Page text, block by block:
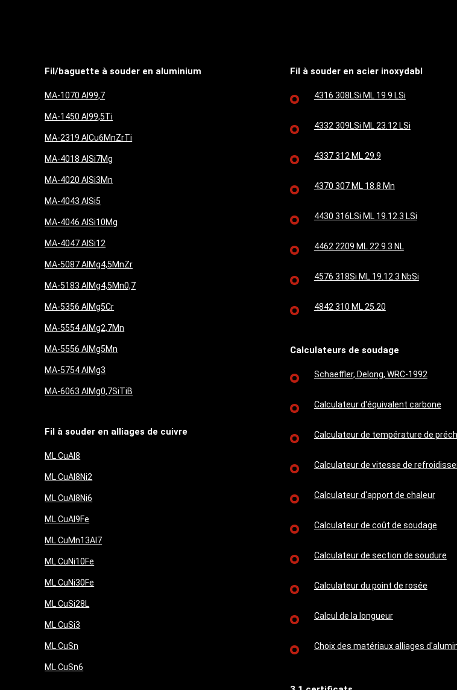
Fil/baguette à souder en aluminium
MA-1070 Al99,7
MA-1450 Al99,5Ti
MA-2319 AlCu6MnZrTi
MA-4018 AlSi7Mg
MA-4020 AlSi3Mn
MA-4043 AlSi5
MA-4046 AlSi10Mg
MA-4047 AlSi12
MA-5087 AlMg4,5MnZr
MA-5183 AlMg4,5Mn0,7
MA-5356 AlMg5Cr
MA-5554 AlMg2,7Mn
MA-5556 AlMg5Mn
MA-5754 AlMg3
MA-6063 AlMg0,7SiTiB
Fil à souder en alliages de cuivre
ML CuAl8
ML CuAl8Ni2
ML CuAl8Ni6
ML CuAl9Fe
ML CuMn13Al7
ML CuNi10Fe
ML CuNi30Fe
ML CuSi28L
ML CuSi3
ML CuSn
ML CuSn6
Fil à souder en acier inoxydabl
4316 308LSi ML 19.9 LSi
4332 309LSi ML 23.12 LSi
4337 312 ML 29.9
4370 307 ML 18.8 Mn
4430 316LSi ML 19.12.3 LSi
4462 2209 ML 22.9.3 NL
4576 318Si ML 19.12.3 NbSi
4842 310 ML 25.20
Calculateurs de soudage
Schaeffler, Delong, WRC-1992
Calculateur d'équivalent carbone
Calculateur de température de
Calculateur de vitesse de
Calculateur d'apport de chaleur
Calculateur de coût de soudage
Calculateur de section de soudure
Calculateur du point de rosée
Calcul de la longueur
Choix des matériaux alliages